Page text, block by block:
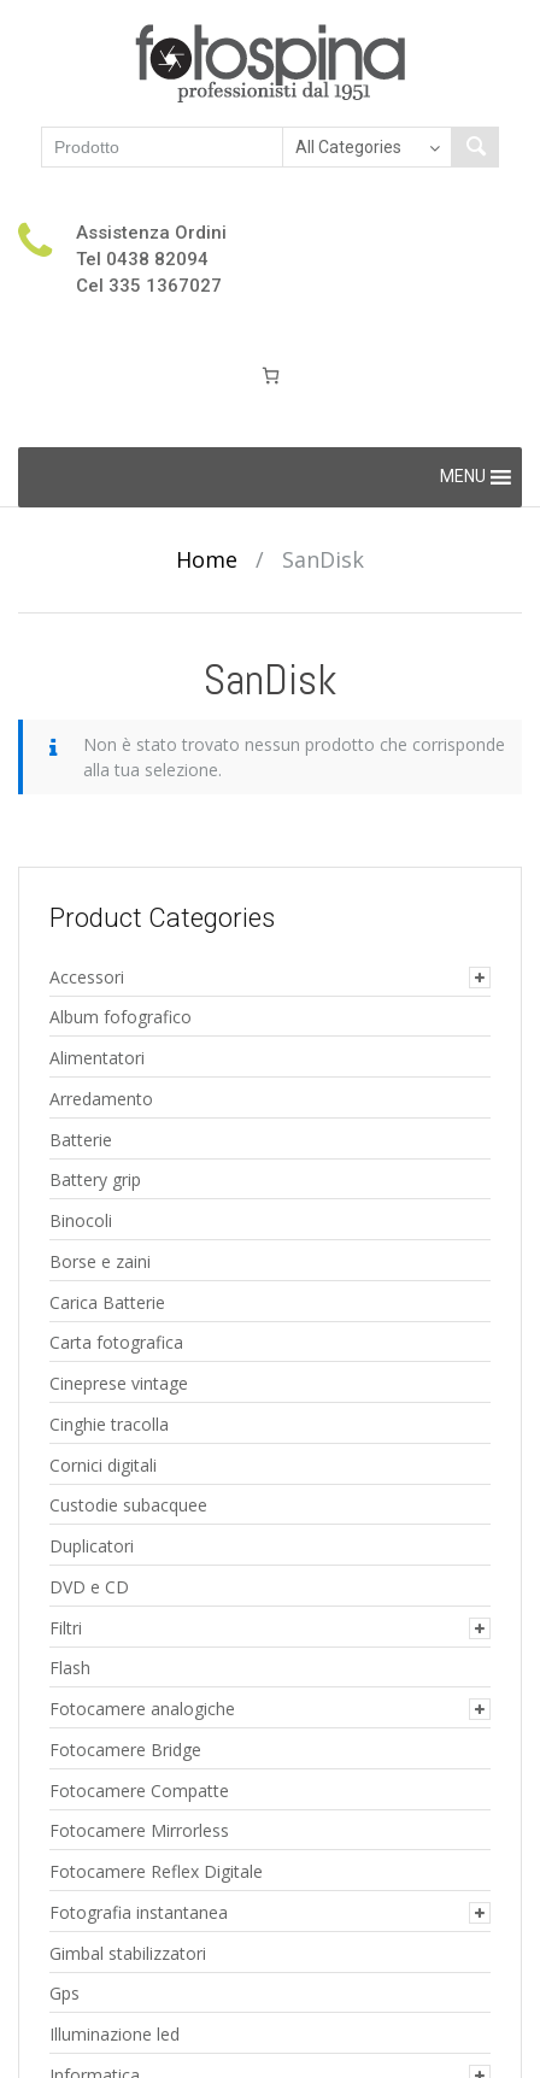
Assistenza Ordini
Tel 0438 82094
Cel 335 1367027
content
MENU
Home / SanDisk
SanDisk
Non è stato trovato nessun prodotto che corrisponde
alla tua selezione.
Product Categories
Accessori
Album fofografico
Alimentatori
Arredamento
Batterie
Battery grip
Binocoli
Borse e zaini
Carica Batterie
Carta fotografica
Cineprese vintage
Cinghie tracolla
Cornici digitali
Custodie subacquee
Duplicatori
DVD e CD
Filtri
Flash
Fotocamere analogiche
Fotocamere Bridge
Fotocamere Compatte
Fotocamere Mirrorless
Fotocamere Reflex Digitale
Fotografia instantanea
Gimbal stabilizzatori
Gps
Illuminazione led